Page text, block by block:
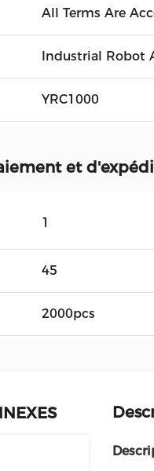
All Terms Are
Industrial Robot
YRC1000
et
1
45
2000pcs